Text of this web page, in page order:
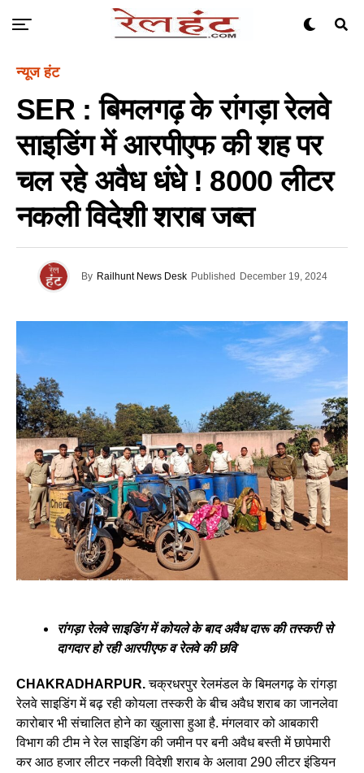
न्यूज हंट
SER : बिमलगढ़ के रांगड़ा रेलवे
साइडिंग में आरपीएफ की शह पर
चल रहे अवैध धंधे ! 8000 लीटर
नकली विदेशी शराब जब्त
By Railhunt News Desk Published December 19, 2024
रांगड़ा रेलवे साइडिंग में कोयले के बाद अवैध दारू की तस्करी से
दागदार हो रही आरपीएफ व रेलवे की छवि
CHAKRADHARPUR.चक्रधरपुर रेलमंडल के बिमलगढ़ के रांगड़ा
रेलवे साइडिंग में बढ़ रही कोयला तस्करी के बीच अवैध शराब का जानलेवा
कारोबार भी संचालित होने का खुलासा हुआ है. मंगलवार को आबकारी
विभाग की टीम ने रेल साइडिंग की जमीन पर बनी अवैध बस्ती में छापेमारी
कर आठ हजार लीटर नकली विदेशी शराब के अलावा 290 लीटर इंडियन